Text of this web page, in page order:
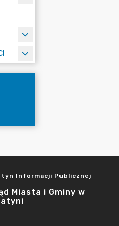
Informacji Publicznej
Miasta i Gminy w